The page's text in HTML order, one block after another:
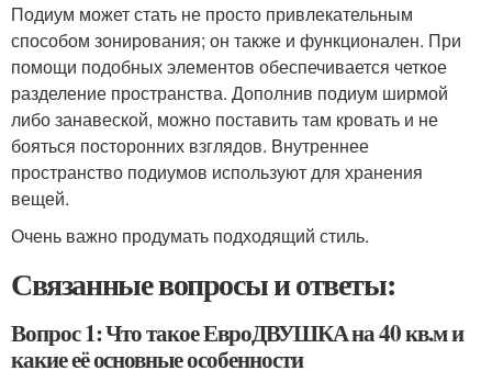
Подиум может стать не просто привлекательным
способом зонирования; он также и функционален. При
помощи подобных элементов обеспечивается четкое
разделение пространства. Дополнив подиум ширмой
либо занавеской, можно поставить там кровать и не
бояться посторонних взглядов. Внутреннее
пространство подиумов используют для хранения
вещей.
Очень важно продумать подходящий стиль.
Связанные вопросы и ответы:
Вопрос 1: Что такое ЕвроДВУШКА на 40 кв.м и
какие её основные особенности